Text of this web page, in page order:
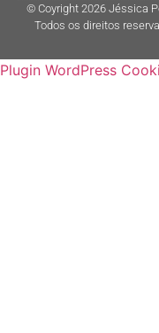
© Coyright 2026 Jéssica
Todos os direitos
Plugin WordPress